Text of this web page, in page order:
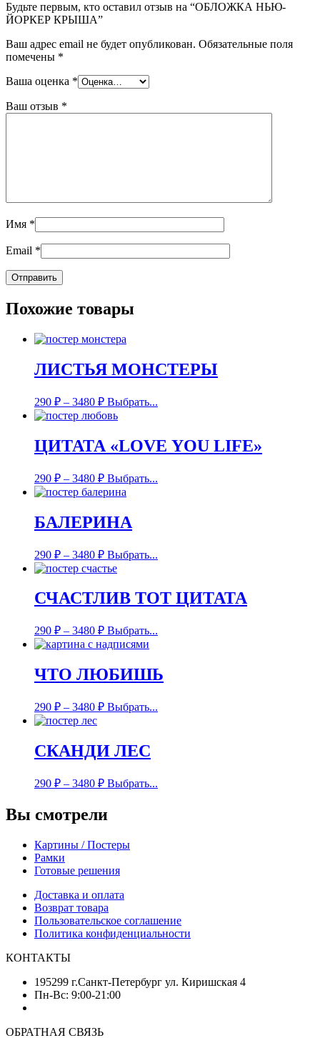
Будьте первым, кто оставил отзыв на “ОБЛОЖКА НЬЮ-
ЙОРКЕР КРЫША”
Ваш адрес email не будет опубликован. Обязательные поля
помечены *
Ваша оценка *
Ваш отзыв *
Имя *
Email *
Похожие товары
ЛИСТЬЯ МОНСТЕРЫ
290 ₽ – 3480 ₽ Выбрать...
ЦИТАТА «LOVE YOU LIFE»
290 ₽ – 3480 ₽ Выбрать...
БАЛЕРИНА
290 ₽ – 3480 ₽ Выбрать...
СЧАСТЛИВ ТОТ ЦИТАТА
290 ₽ – 3480 ₽ Выбрать...
ЧТО ЛЮБИШЬ
290 ₽ – 3480 ₽ Выбрать...
СКАНДИ ЛЕС
290 ₽ – 3480 ₽ Выбрать...
Вы смотрели
Картины / Постеры
Рамки
Готовые решения
Доставка и оплата
Возврат товара
Пользовательское соглашение
Политика конфиденциальности
КОНТАКТЫ
195299 г.Санкт-Петербург ул. Киришская 4
Пн-Вс: 9:00-21:00
ОБРАТНАЯ СВЯЗЬ